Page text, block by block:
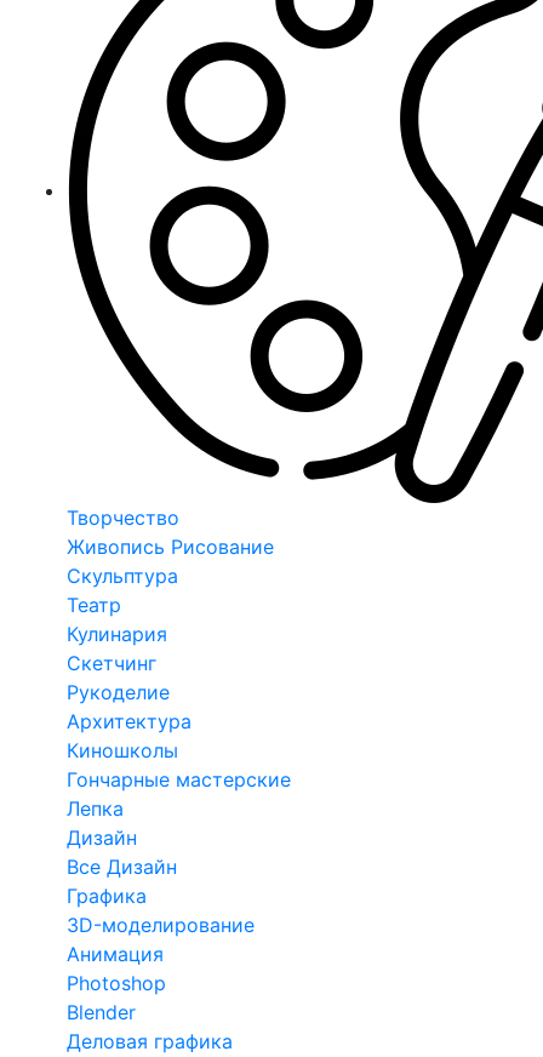
Творчество
Живопись Рисование
Скульптура
Театр
Кулинария
Скетчинг
Рукоделие
Архитектура
Киношколы
Гончарные мастерские
Лепка
Дизайн
Все Дизайн
Графика
3D-моделирование
Анимация
Photoshop
Blender
Деловая графика